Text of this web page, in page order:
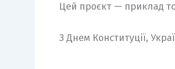
Цей проєкт — приклад
З Днем Конституції,